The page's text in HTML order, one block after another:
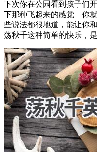
下次你在公园看到孩子们
下那种飞起来的感觉，你
些说法都很地道，能让你
荡秋千这种简单的快乐，